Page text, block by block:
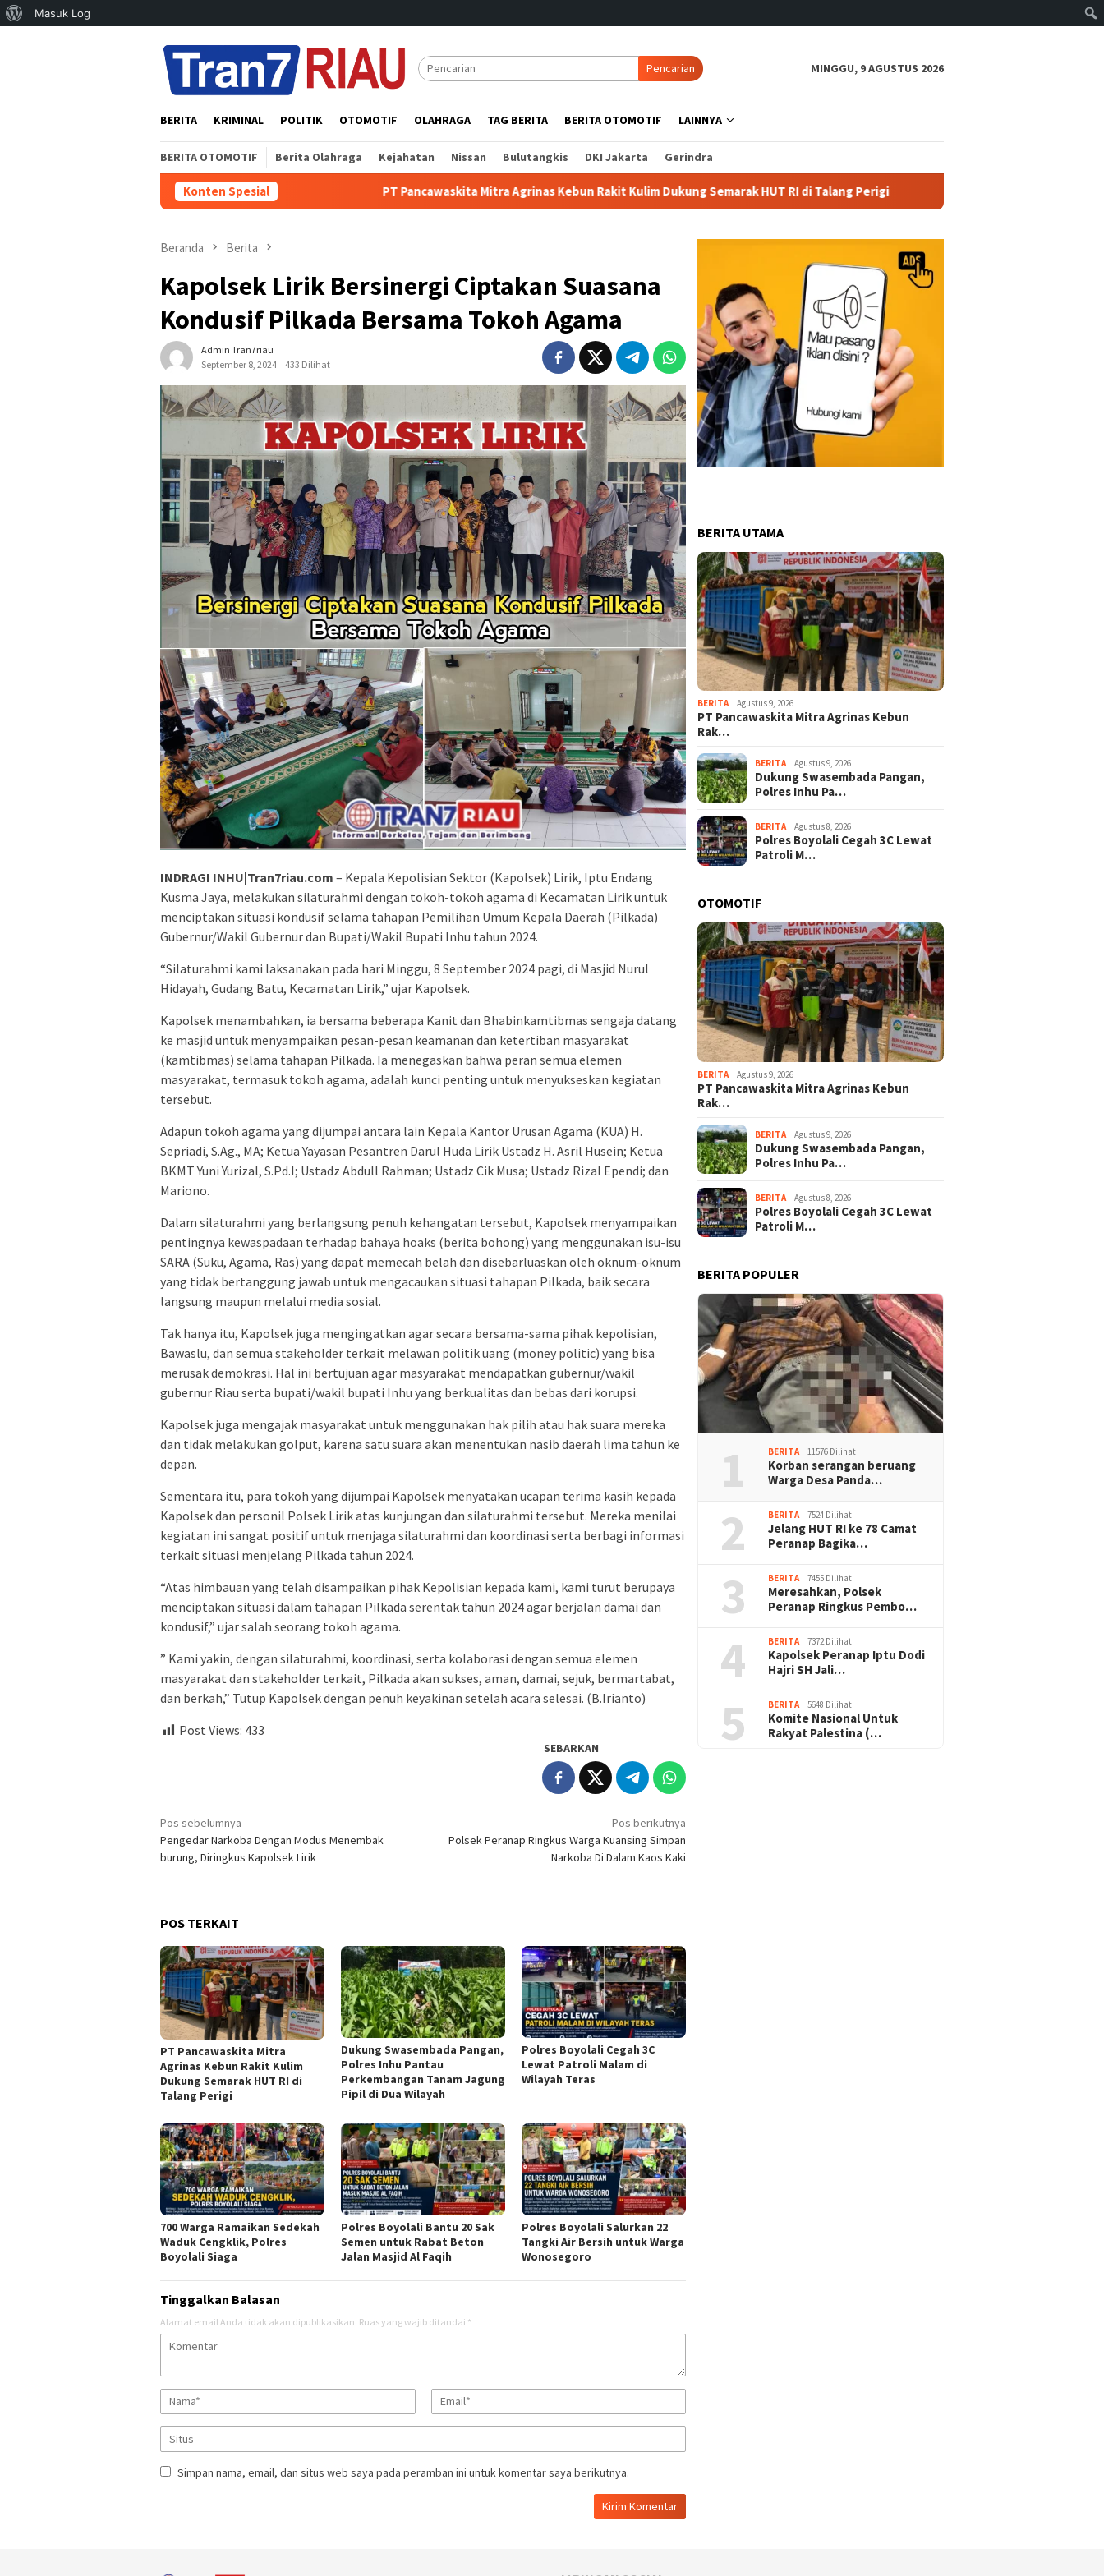
Tentang
Masuk Log
Pencarian MINGGU, 9 AGUSTUS 2026
BERITA KRIMINAL POLITIK OTOMOTIF OLAHRAGA TAG BERITA BERITA OTOMOTIF LAINNYA
BERITA OTOMOTIF Berita Olahraga Kejahatan Nissan Bulutangkis DKI Jakarta Gerindra
Konten Spesial ‎PT Pancawaskita Mitra Agrinas Kebun Rakit Kulim Dukung Semarak HUT RI di Talang Perigi Dukung Swasembada Pangan, Polres Inhu
Beranda Berita
Kapolsek Lirik Bersinergi Ciptakan Suasana
Kondusif Pilkada Bersama Tokoh Agama
Admin Tran7riau
September 8, 2024
433 Dilihat
INDRAGI INHU|Tran7riau.com – Kepala Kepolisian Sektor (Kapolsek) Lirik, Iptu Endang
Kusma Jaya, melakukan silaturahmi dengan tokoh-tokoh agama di Kecamatan Lirik untuk
menciptakan situasi kondusif selama tahapan Pemilihan Umum Kepala Daerah (Pilkada)
Gubernur/Wakil Gubernur dan Bupati/Wakil Bupati Inhu tahun 2024.
“Silaturahmi kami laksanakan pada hari Minggu, 8 September 2024 pagi, di Masjid Nurul
Hidayah, Gudang Batu, Kecamatan Lirik,” ujar Kapolsek.
Kapolsek menambahkan, ia bersama beberapa Kanit dan Bhabinkamtibmas sengaja datang
ke masjid untuk menyampaikan pesan-pesan keamanan dan ketertiban masyarakat
(kamtibmas) selama tahapan Pilkada. Ia menegaskan bahwa peran semua elemen
masyarakat, termasuk tokoh agama, adalah kunci penting untuk menyukseskan kegiatan
tersebut.
Adapun tokoh agama yang dijumpai antara lain Kepala Kantor Urusan Agama (KUA) H.
Sepriadi, S.Ag., MA; Ketua Yayasan Pesantren Darul Huda Lirik Ustadz H. Asril Husein; Ketua
BKMT Yuni Yurizal, S.Pd.I; Ustadz Abdull Rahman; Ustadz Cik Musa; Ustadz Rizal Ependi; dan
Mariono.
Dalam silaturahmi yang berlangsung penuh kehangatan tersebut, Kapolsek menyampaikan
pentingnya kewaspadaan terhadap bahaya hoaks (berita bohong) yang menggunakan isu-isu
SARA (Suku, Agama, Ras) yang dapat memecah belah dan disebarluaskan oleh oknum-oknum
yang tidak bertanggung jawab untuk mengacaukan situasi tahapan Pilkada, baik secara
langsung maupun melalui media sosial.
Tak hanya itu, Kapolsek juga mengingatkan agar secara bersama-sama pihak kepolisian,
Bawaslu, dan semua stakeholder terkait melawan politik uang (money politic) yang bisa
merusak demokrasi. Hal ini bertujuan agar masyarakat mendapatkan gubernur/wakil
gubernur Riau serta bupati/wakil bupati Inhu yang berkualitas dan bebas dari korupsi.
Kapolsek juga mengajak masyarakat untuk menggunakan hak pilih atau hak suara mereka
dan tidak melakukan golput, karena satu suara akan menentukan nasib daerah lima tahun ke
depan.
Sementara itu, para tokoh yang dijumpai Kapolsek menyatakan ucapan terima kasih kepada
Kapolsek dan personil Polsek Lirik atas kunjungan dan silaturahmi tersebut. Mereka menilai
kegiatan ini sangat positif untuk menjaga silaturahmi dan koordinasi serta berbagi informasi
terkait situasi menjelang Pilkada tahun 2024.
“Atas himbauan yang telah disampaikan pihak Kepolisian kepada kami, kami turut berupaya
menciptakan situasi dalam tahapan Pilkada serentak tahun 2024 agar berjalan damai dan
kondusif,” ujar salah seorang tokoh agama.
” Kami yakin, dengan silaturahmi, koordinasi, serta kolaborasi dengan semua elemen
masyarakat dan stakeholder terkait, Pilkada akan sukses, aman, damai, sejuk, bermartabat,
dan berkah,” Tutup Kapolsek dengan penuh keyakinan setelah acara selesai. (B.Irianto)
Post Views: 433
SEBARKAN
Navigasi
pos
Pos sebelumnya
Pengedar Narkoba Dengan Modus Menembak
burung, Diringkus Kapolsek Lirik
Pos berikutnya
Polsek Peranap Ringkus Warga Kuansing Simpan
Narkoba Di Dalam Kaos Kaki
POS TERKAIT
‎PT Pancawaskita Mitra
Agrinas Kebun Rakit Kulim
Dukung Semarak HUT RI di
Talang Perigi
Dukung Swasembada Pangan,
Polres Inhu Pantau
Perkembangan Tanam Jagung
Pipil di Dua Wilayah
Polres Boyolali Cegah 3C
Lewat Patroli Malam di
Wilayah Teras
700 Warga Ramaikan Sedekah
Waduk Cengklik, Polres
Boyolali Siaga
Polres Boyolali Bantu 20 Sak
Semen untuk Rabat Beton
Jalan Masjid Al Faqih
Polres Boyolali Salurkan 22
Tangki Air Bersih untuk Warga
Wonosegoro
Tinggalkan Balasan
Alamat email Anda tidak akan dipublikasikan. Ruas yang wajib ditandai *
Simpan nama, email, dan situs web saya pada peramban ini untuk komentar saya berikutnya.
BERITA UTAMA
BERITA Agustus 9, 2026
‎PT Pancawaskita Mitra Agrinas Kebun
Rak…
BERITA Agustus 9, 2026
Dukung Swasembada Pangan,
Polres Inhu Pa…
BERITA Agustus 8, 2026
Polres Boyolali Cegah 3C Lewat
Patroli M…
OTOMOTIF
BERITA Agustus 9, 2026
‎PT Pancawaskita Mitra Agrinas Kebun
Rak…
BERITA Agustus 9, 2026
Dukung Swasembada Pangan,
Polres Inhu Pa…
BERITA Agustus 8, 2026
Polres Boyolali Cegah 3C Lewat
Patroli M…
BERITA POPULER
1 BERITA 11576 Dilihat
Korban serangan beruang
Warga Desa Panda…
2 BERITA 7524 Dilihat
Jelang HUT RI ke 78 Camat
Peranap Bagika…
3 BERITA 7455 Dilihat
Meresahkan, Polsek
Peranap Ringkus Pembo…
4 BERITA 7372 Dilihat
Kapolsek Peranap Iptu Dodi
Hajri SH Jali…
5 BERITA 5648 Dilihat
Komite Nasional Untuk
Rakyat Palestina (…